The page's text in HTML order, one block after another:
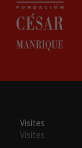
Visites
Visites